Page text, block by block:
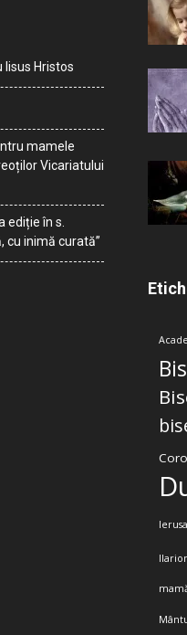
Iisus Hristos
mamele
Vicariatului
ediție în s.
cu inimă curată”